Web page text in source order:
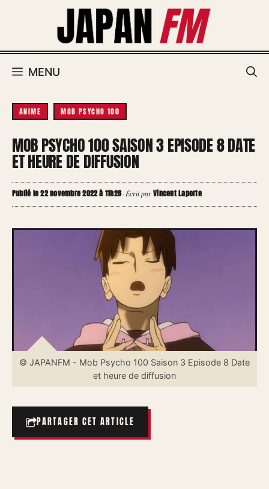
MENU
ANIME MOB PSYCHO 100
MOB PSYCHO 100 SAISON 3 EPISODE 8 DATE
ET HEURE DE DIFFUSION
Publié le 22 novembre 2022 à 11h28·Écrit parVincent Laporte
© JAPANFM - Mob Psycho 100 Saison 3 Episode 8 Date
et heure de diffusion
PARTAGER CET ARTICLE